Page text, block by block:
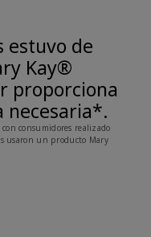
estuvo de
Kay®
proporciona
necesaria*.
consumidores realizado
usaron un producto Mary